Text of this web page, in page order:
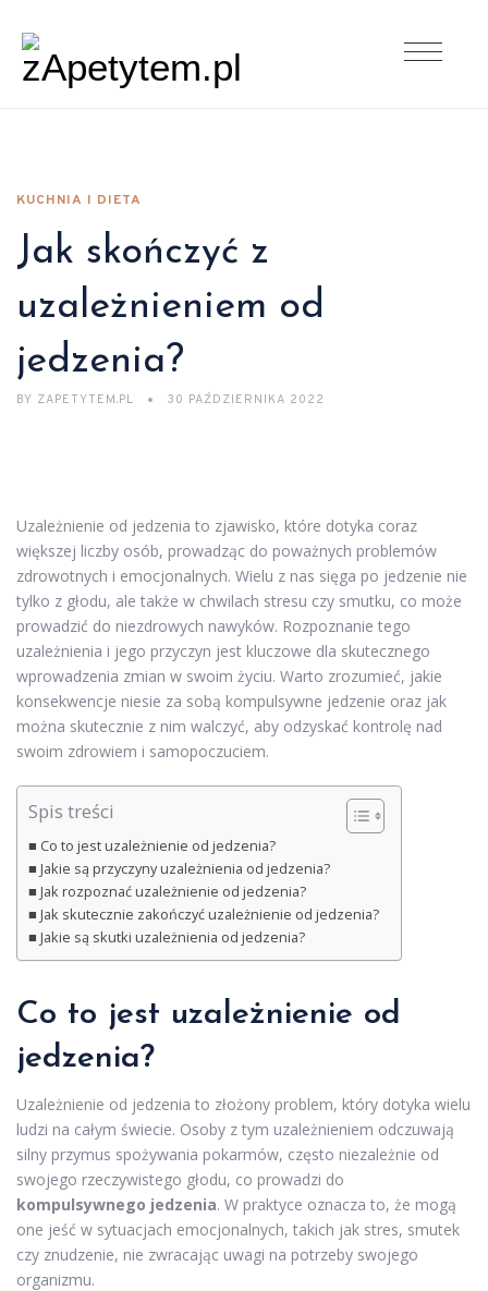
KUCHNIA I DIETA
Jak skończyć z
uzależnieniem od
jedzenia?
BY ZAPETYTEM.PL 30 PAŹDZIERNIKA 2022
Uzależnienie od jedzenia to zjawisko, które dotyka coraz
większej liczby osób, prowadząc do poważnych problemów
zdrowotnych i emocjonalnych. Wielu z nas sięga po jedzenie nie
tylko z głodu, ale także w chwilach stresu czy smutku, co może
prowadzić do niezdrowych nawyków. Rozpoznanie tego
uzależnienia i jego przyczyn jest kluczowe dla skutecznego
wprowadzenia zmian w swoim życiu. Warto zrozumieć, jakie
konsekwencje niesie za sobą kompulsywne jedzenie oraz jak
można skutecznie z nim walczyć, aby odzyskać kontrolę nad
swoim zdrowiem i samopoczuciem.
Spis treści
Co to jest uzależnienie od jedzenia?
Jakie są przyczyny uzależnienia od jedzenia?
Jak rozpoznać uzależnienie od jedzenia?
Jak skutecznie zakończyć uzależnienie od jedzenia?
Jakie są skutki uzależnienia od jedzenia?
Co to jest uzależnienie od
jedzenia?
Uzależnienie od jedzenia to złożony problem, który dotyka wielu
ludzi na całym świecie. Osoby z tym uzależnieniem odczuwają
silny przymus spożywania pokarmów, często niezależnie od
swojego rzeczywistego głodu, co prowadzi do
kompulsywnego jedzenia. W praktyce oznacza to, że mogą
one jeść w sytuacjach emocjonalnych, takich jak stres, smutek
czy znudzenie, nie zwracając uwagi na potrzeby swojego
organizmu.